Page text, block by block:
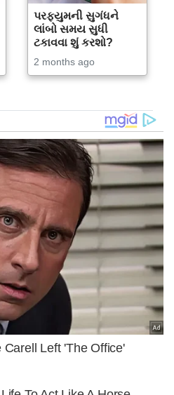
પરફ્યુમની સુગંધને
લાંબો સમય સુધી
ટકાવવા શું કરશો?
2 months ago